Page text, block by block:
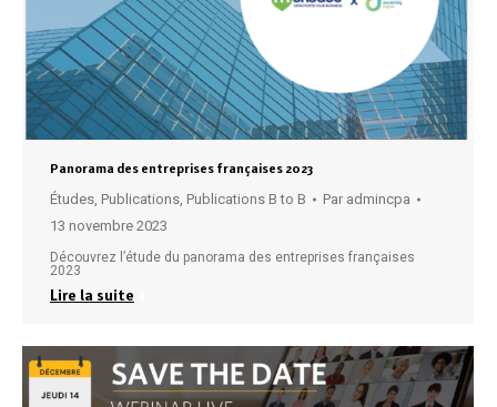
Panorama des entreprises françaises 2023
Études, Publications, Publications B to B Par admincpa
13 novembre 2023
Découvrez l’étude du panorama des entreprises françaises
2023
Lire la suite